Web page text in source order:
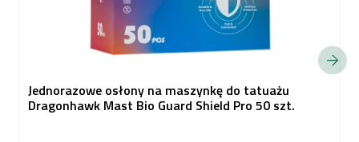
Jednorazowe osłony na maszynkę do tatuażu
Dragonhawk Mast Bio Guard Shield Pro 50 szt.